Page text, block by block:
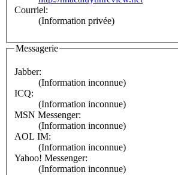
Courriel:
(Information privée)
Messagerie
Jabber:
(Information inconnue)
ICQ:
(Information inconnue)
MSN Messenger:
(Information inconnue)
AOL IM:
(Information inconnue)
Yahoo! Messenger:
(Information inconnue)